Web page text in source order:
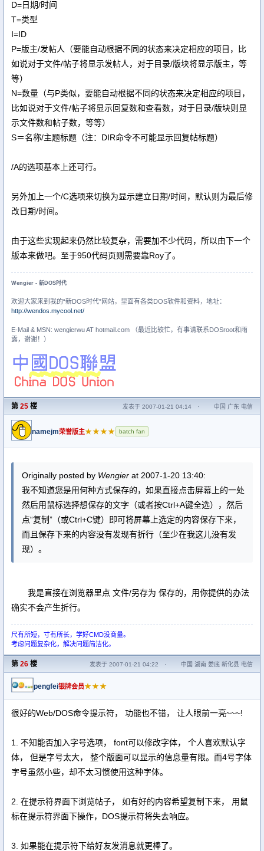
D=日期/时间
T=类型
I=ID
P=版主/发帖人（要能自动根据不同的状态来决定相应的项目，比
如说对于文件/帖子将显示发帖人，对于目录/版块将显示版主，等
等）
N=数量（与P类似，要能自动根据不同的状态来决定相应的项目，
比如说对于文件/帖子将显示回复数和查看数，对于目录/版块则显
示文件数和帖子数，等等）
S＝名称/主题标题（注：DIR命令不可能显示回复帖标题）
/A的选项基本上还可行。
另外加上一个/C选项来切换为显示建立日期/时间，默认则为最后修
改日期/时间。
由于这些实现起来仍然比较复杂，需要加不少代码，所以由下一个
版本来做吧。至于950代码页则需要靠Roy了。
Wengier - 新DOS时代
欢迎大家来到我的“新DOS时代”网站，里面有各类DOS软件和资料，地址：
http://wendos.mycool.net/
E-Mail & MSN: wengierwu AT hotmail.com （最近比较忙，有事请联系DOSroot和雨
露，谢谢！）
第 25 楼 发表于 2007-01-21 04:14 · 中国 广东 电信
namejm荣誉版主★★★★ batch fan
Originally posted by Wengier at 2007-1-20 13:40:
我不知道您是用何种方式保存的，如果直接点击屏幕上的一处
然后用鼠标选择想保存的文字（或者按Ctrl+A键全选），然后
点“复制”（或Ctrl+C键）即可将屏幕上选定的内容保存下来，
而且保存下来的内容没有发现有折行（至少在我这儿没有发
现）。
我是直接在浏览器里点 文件/另存为 保存的，用你提供的办法
确实不会产生折行。
尺有所短，寸有所长，学好CMD没商量。
考虑问题复杂化，解决问题简洁化。
第 26 楼 发表于 2007-01-21 04:22 · 中国 湖南 娄底 新化县 电信
pengfei银牌会员★★★
很好的Web/DOS命令提示符， 功能也不错， 让人眼前一亮~~~!
1. 不知能否加入字号选项， font可以修改字体， 个人喜欢默认字
体， 但是字号太大， 整个版面可以显示的信息量有限。而4号字体
字号虽然小些，却不太习惯使用这种字体。
2. 在提示符界面下浏览帖子， 如有好的内容希望复制下来， 用鼠
标在提示符界面下操作，DOS提示符将失去响应。
3. 如果能在提示符下给好友发消息就更棒了。